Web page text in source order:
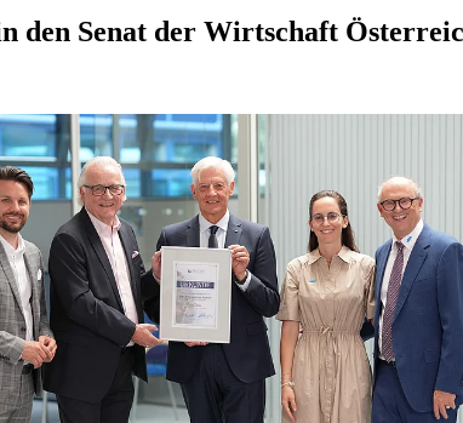
den Senat der Wirtschaft